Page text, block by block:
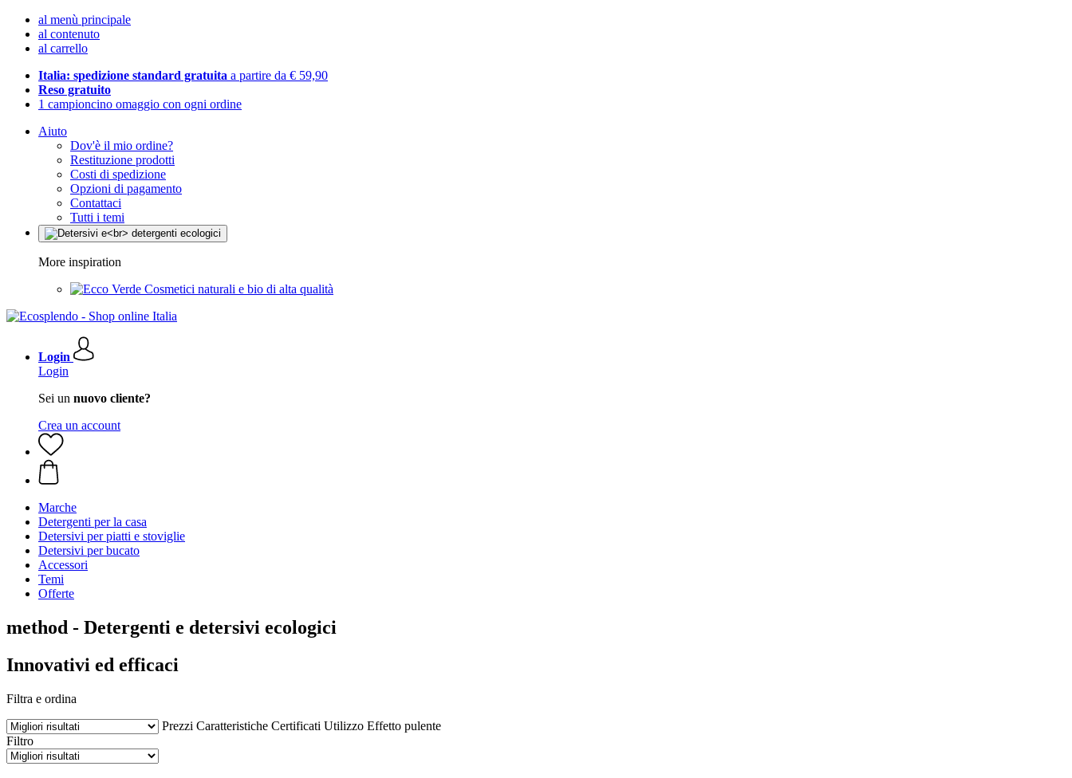
al menù principale
al contenuto
al carrello
Italia: spedizione standard gratuita a partire da € 59,90
Reso gratuito
1 campioncino omaggio con ogni ordine
Aiuto
Dov'è il mio ordine?
Restituzione prodotti
Costi di spedizione
Opzioni di pagamento
Contattaci
Tutti i temi
More inspiration
Cosmetici naturali e bio di alta qualità
Login
Login
Sei un nuovo cliente?
Crea un account
Marche
Detergenti per la casa
Detersivi per piatti e stoviglie
Detersivi per bucato
Accessori
Temi
Offerte
method - Detergenti e detersivi ecologici
Innovativi ed efficaci
Filtra e ordina
Prezzi Caratteristiche Certificati Utilizzo Effetto pulente
Filtro